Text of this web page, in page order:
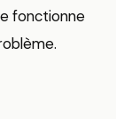
fonctionne